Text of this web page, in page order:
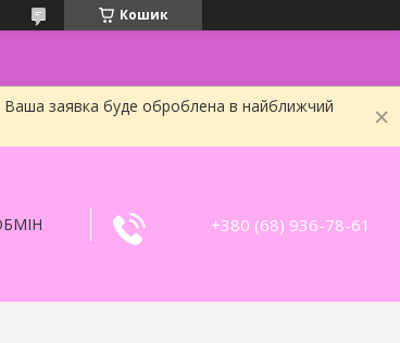
Кошик
Ваша заявка буде оброблена в найближчий
+380 (68) 936-78-61